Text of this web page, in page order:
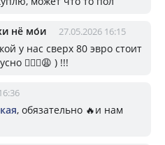
нё мо́и 27.05.2026 16:15
у нас сверх 80 эвро стоит
😮‍💨🤬😩 ) !!!
, обязательно 🔥и нам